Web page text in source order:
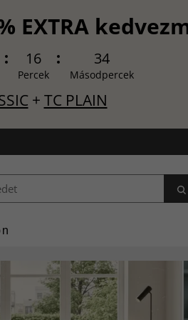
EXTRA
16
Percek
33
Másodpercek
+ TC PLAIN